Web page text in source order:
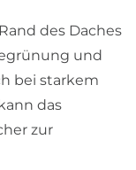
des Daches
und
bei starkem
das
zur